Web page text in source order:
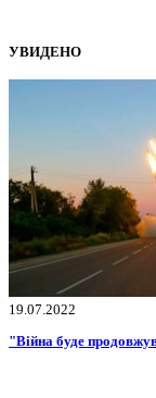
УВИДЕНО
19.07.2022
"Війна буде